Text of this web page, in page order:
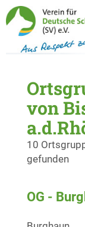
von
10
gefunden
OG -